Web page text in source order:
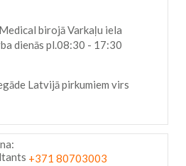
birojā Varkaļu iela
dienās pl.08:30 - 17:30
Latvijā pirkumiem virs
+371 80703003